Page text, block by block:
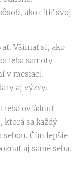
ako cítiť svoj
Všímať si, ako
samoty
v mesiaci.
aj výzvy.
ovládnuť
ktorá sa každý
sebou. Čím lepšie
aj samé seba.